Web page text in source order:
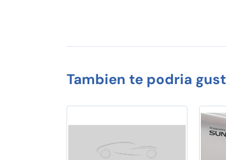
Tambien te podria